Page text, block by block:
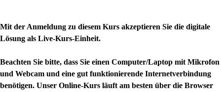
Mit der Anmeldung zu diesem Kurs akzeptieren Sie die digitale
Lösung als Live-Kurs-Einheit.
Beachten Sie bitte, dass Sie einen Computer/Laptop mit Mikrofon
und Webcam und eine gut funktionierende Internetverbindung
benötigen. Unser Online-Kurs läuft am besten über die Browser